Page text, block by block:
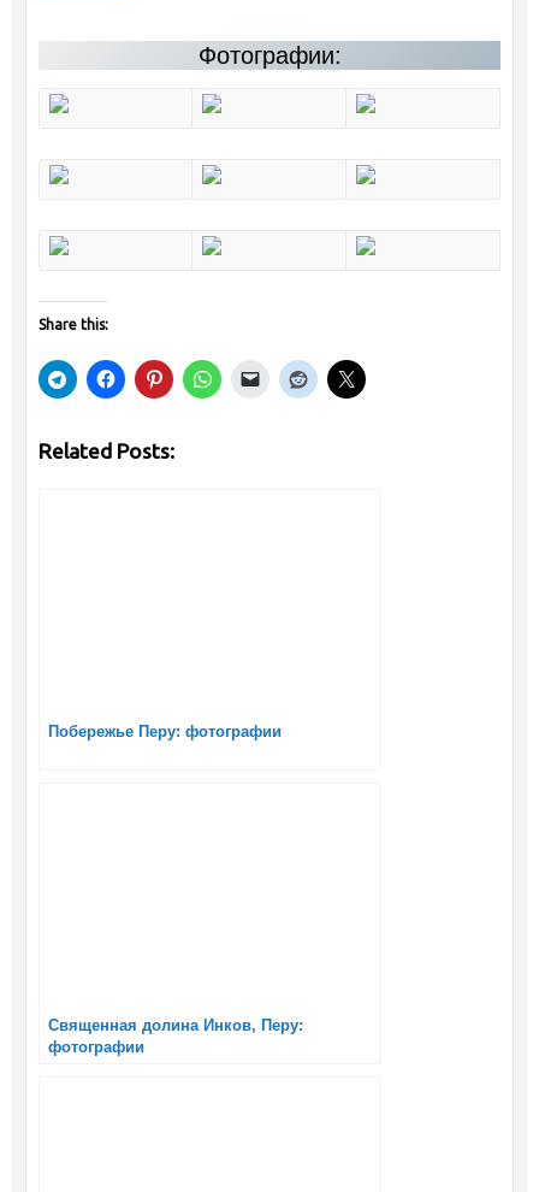
Фотографии:
Share this:
Related Posts:
Побережье Перу: фотографии
Священная долина Инков, Перу:
фотографии